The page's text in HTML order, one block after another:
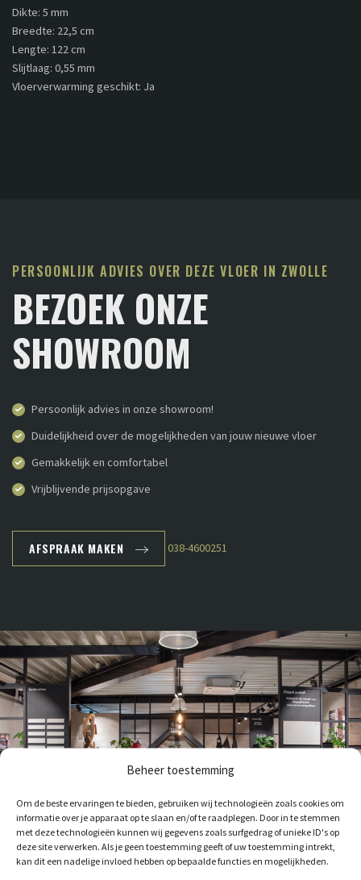
Beheer toestemming
Om de beste ervaringen te bieden, gebruiken wij technologieën zoals cookies om
informatie over je apparaat op te slaan en/of te raadplegen. Door in te stemmen
met deze technologieën kunnen wij gegevens zoals surfgedrag of unieke ID's op
deze site verwerken. Als je geen toestemming geeft of uw toestemming intrekt,
kan dit een nadelige invloed hebben op bepaalde functies en mogelijkheden.
Dikte: 5 mm
Breedte: 22,5 cm
Lengte: 122 cm
Slijtlaag: 0,55 mm
Vloerverwarming geschikt: Ja
PERSOONLIJK ADVIES OVER DEZE VLOER IN ZWOLLE
BEZOEK ONZE
SHOWROOM
Persoonlijk advies in onze showroom!
Duidelijkheid over de mogelijkheden van jouw nieuwe vloer
Gemakkelijk en comfortabel
Vrijblijvende prijsopgave
AFSPRAAK MAKEN 038-4600251